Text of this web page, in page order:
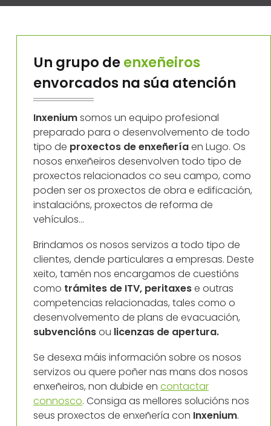
Un grupo deenxeñeiros
envorcados na súa atención
Inxeniumsomos un equipo profesional
preparado para o desenvolvemento de todo
tipo de proxectos de enxeñeríaen Lugo. Os
nosos enxeñeiros desenvolven todo tipo de
proxectos relacionados co seu campo, como
poden ser os proxectos de obra e edificación,
instalacións, proxectos de reforma de
vehículos...
Brindamos os nosos servizos a todo tipo de
clientes, dende particulares a empresas. Deste
xeito, tamén nos encargamos de cuestións
como trámites de ITV, peritaxese outras
competencias relacionadas, tales como o
desenvolvemento de plans de evacuación,
subvenciónsou licenzas de apertura.
Se desexa máis información sobre os nosos
servizos ou quere poñer nas mans dos nosos
enxeñeiros, non dubide en contactar
connosco. Consiga as mellores solucións nos
seus proxectos de enxeñería con Inxenium.